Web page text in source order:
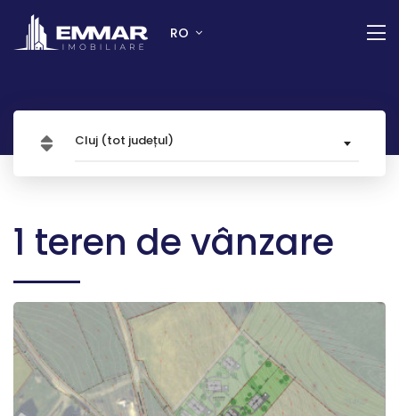
RO
Cluj (tot județul)
1 teren de vânzare